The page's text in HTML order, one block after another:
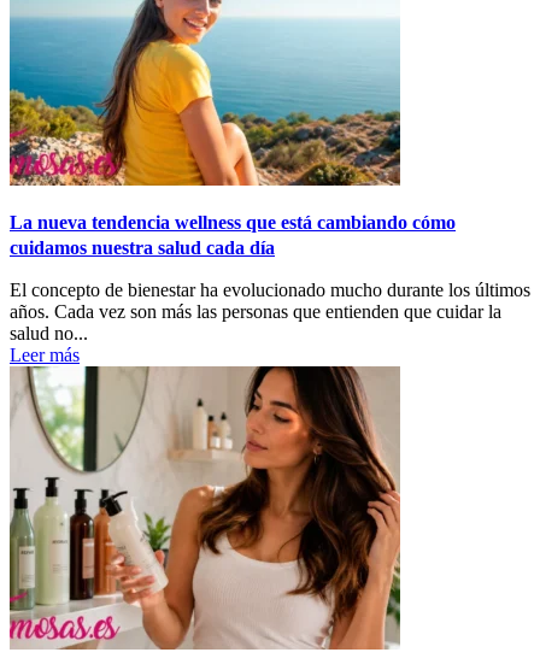
La nueva tendencia wellness que está cambiando cómo
cuidamos nuestra salud cada día
El concepto de bienestar ha evolucionado mucho durante los últimos
años. Cada vez son más las personas que entienden que cuidar la
salud no...
Leer más